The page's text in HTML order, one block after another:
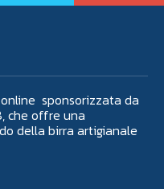
sponsorizzata da
che offre una
della birra artigianale